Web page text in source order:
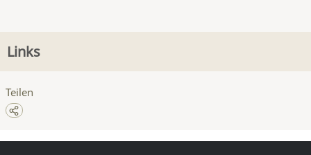
Links
Teilen